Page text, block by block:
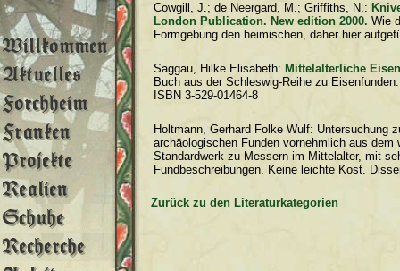
Cowgill, J.; de Neergard, M.; Griffiths, N.:
London Publication. New edition 2000. Wie
Formgebung den heimischen, daher hier
Saggau, Hilke Elisabeth: Mittelalterliche
Buch aus der Schleswig-Reihe zu
ISBN 3-529-01464-8
Holtmann, Gerhard Folke Wulf: Untersuchung
archäologischen Funden vornehmlich aus
Standardwerk zu Messern im Mittelalter, mit
Fundbeschreibungen. Keine leichte Kost.
Zurück zu den Literaturkategorien